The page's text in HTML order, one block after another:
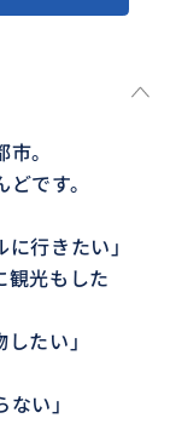
。
です。
行きたい」
観光もした
たい」
い」